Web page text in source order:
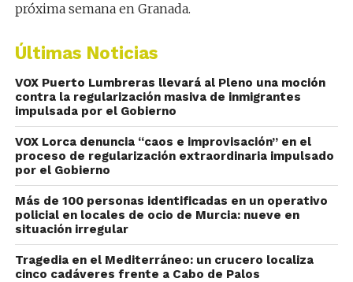
próxima semana en Granada.
Últimas Noticias
VOX Puerto Lumbreras llevará al Pleno una moción
contra la regularización masiva de inmigrantes
impulsada por el Gobierno
VOX Lorca denuncia “caos e improvisación” en el
proceso de regularización extraordinaria impulsado
por el Gobierno
Más de 100 personas identificadas en un operativo
policial en locales de ocio de Murcia: nueve en
situación irregular
Tragedia en el Mediterráneo: un crucero localiza
cinco cadáveres frente a Cabo de Palos